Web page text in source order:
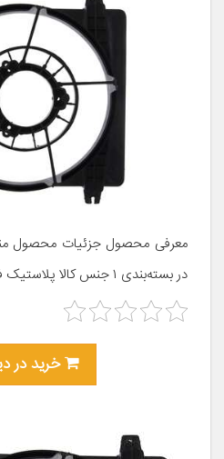
معرفی محصول جزئیات محصول
در بسته‌بندی ۱ جنس کالا پلاستیک فشرده
خرید در